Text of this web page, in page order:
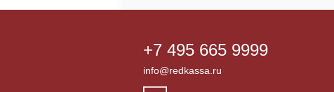
+7 495 665 9999
info@redkassa.ru